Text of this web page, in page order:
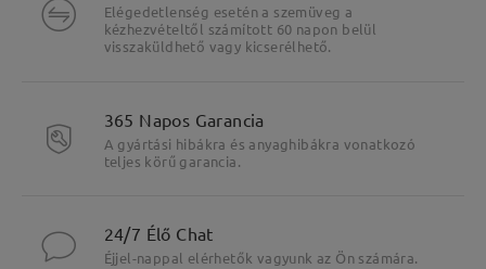
Elégedetlenség esetén a szemüveg a
kézhezvételtől számított 60 napon belül
visszaküldhető vagy kicserélhető.
365 Napos Garancia
A gyártási hibákra és anyaghibákra vonatkozó
teljes körű garancia.
24/7 Élő Chat
Éjjel-nappal elérhetők vagyunk az Ön számára.